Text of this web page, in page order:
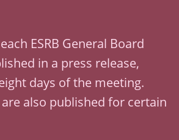
ESRB General Board
in a press release,
days of the meeting.
are also published for certain